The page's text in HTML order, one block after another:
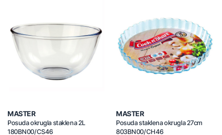
MASTER
Posuda okrugla staklena 2L
180BN00/CS46
MASTER
Posuda staklena okrugla 27cm
803BN00/CH46